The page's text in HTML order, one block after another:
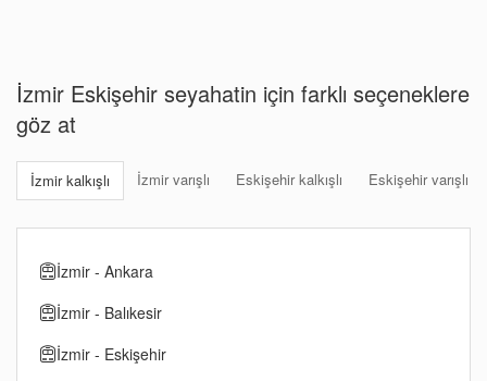
İzmir Eskişehir seyahatin için farklı seçeneklere
göz at
İzmir kalkışlı İzmir varışlı Eskişehir kalkışlı Eskişehir varışlı
İzmir - Ankara
İzmir - Balıkesir
İzmir - Eskişehir